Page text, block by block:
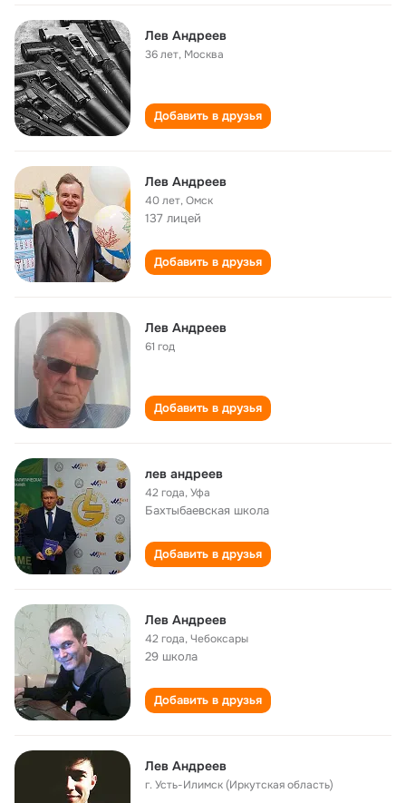
Лев Андреев
36 лет, Москва
Добавить в друзья
Лев Андреев
40 лет,Омск
137 лицей
Добавить в друзья
Лев Андреев
61 год
Добавить в друзья
лев андреев
42 года,Уфа
Бахтыбаевская школа
Добавить в друзья
Лев Андреев
42 года,Чебоксары
29 школа
Добавить в друзья
Лев Андреев
г. Усть-Илимск (Иркутская область)